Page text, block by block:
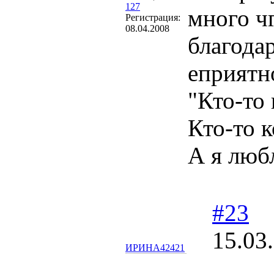
127
Регистрация:
08.04.2008
много
"Кто-то
Кто-то
А я
ИРИНА42421
#23